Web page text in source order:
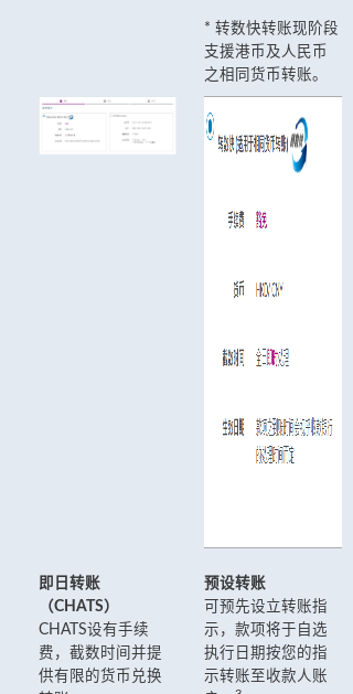
* 转数快转账现阶段
支援港币及人民币
之相同货币转账。
即日转账
（CHATS）
CHATS设有手续
费，截数时间并提
供有限的货币兑换
预设转账
可预先设立转账指
示，款项将于自选
执行日期按您的指
示转账至收款人账